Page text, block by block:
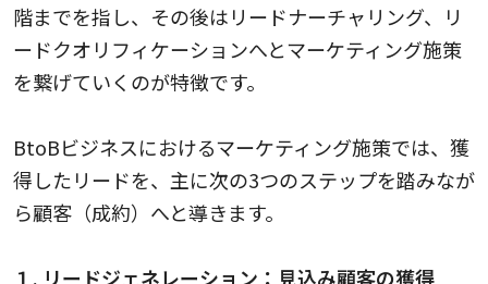
階までを指し、その後はリードナーチャリング、リ
ードクオリフィケーションへとマーケティング施策
を繋げていくのが特徴です。
BtoBビジネスにおけるマーケティング施策では、獲
得したリードを、主に次の3つのステップを踏みなが
ら顧客（成約）へと導きます。
１. リードジェネレーション：見込み顧客の獲得